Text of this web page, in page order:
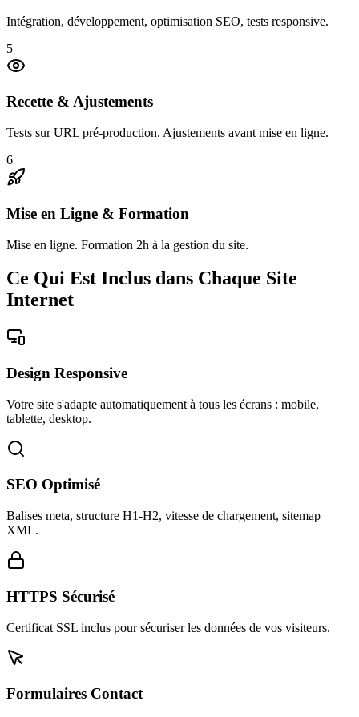
Intégration, développement, optimisation SEO, tests responsive.
5
Recette & Ajustements
Tests sur URL pré-production. Ajustements avant mise en ligne.
6
Mise en Ligne & Formation
Mise en ligne. Formation 2h à la gestion du site.
Ce Qui Est Inclus dans Chaque Site
Internet
Design Responsive
Votre site s'adapte automatiquement à tous les écrans : mobile,
tablette, desktop.
SEO Optimisé
Balises meta, structure H1-H2, vitesse de chargement, sitemap
XML.
HTTPS Sécurisé
Certificat SSL inclus pour sécuriser les données de vos visiteurs.
Formulaires Contact